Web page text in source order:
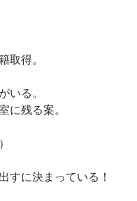
取得。
いる。
に残る案。
すに決まっている！